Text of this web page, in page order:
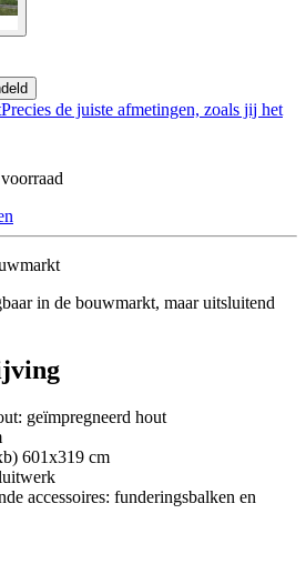
Precies de juiste afmetingen, zoals jij het
in de bouwmarkt, maar uitsluitend
geïmpregneerd hout
601x319 cm
accessoires: funderingsbalken en